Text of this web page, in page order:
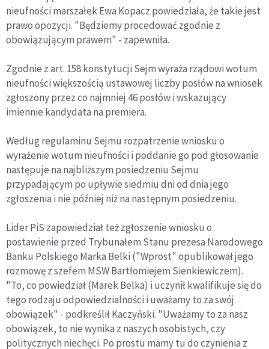
nieufności marszałek Ewa Kopacz powiedziała, że takie jest
prawo opozycji. "Będziemy procedować zgodnie z
obowiązującym prawem" - zapewniła.
Zgodnie z art. 158 konstytucji Sejm wyraża rządowi wotum
nieufności większością ustawowej liczby posłów na wniosek
zgłoszony przez co najmniej 46 posłów i wskazujący
imiennie kandydata na premiera.
Według regulaminu Sejmu rozpatrzenie wniosku o
wyrażenie wotum nieufności i poddanie go pod głosowanie
następuje na najbliższym posiedzeniu Sejmu
przypadającym po upływie siedmiu dni od dnia jego
zgłoszenia i nie później niż na następnym posiedzeniu.
Lider PiS zapowiedział też zgłoszenie wniosku o
postawienie przed Trybunałem Stanu prezesa Narodowego
Banku Polskiego Marka Belki ("Wprost" opublikował jego
rozmowę z szefem MSW Bartłomiejem Sienkiewiczem).
"To, co powiedział (Marek Belka) i uczynił kwalifikuje się do
tego rodzaju odpowiedzialności i uważamy to za swój
obowiązek" - podkreślił Kaczyński. "Uważamy to za nasz
obowiązek, to nie wynika z naszych osobistych, czy
politycznych niechęci. Po prostu mamy tu do czynienia z